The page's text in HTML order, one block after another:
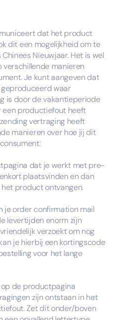
dat het product
dit een mogelijkheid om te
Nieuwjaar. Het is wel
manieren
Je kunt aangeven dat
waar
is door de vakantieperiode
een productiefout heeft
vertraging heeft
manieren over hoe jij dit
dat je werkt met pre-
plaatsvinden en dan
product ontvangen.
je order confirmation mail
levertijden enorm zijn
verzoekt om nog
je hierbij een kortingscode
voor het lange
de productpagina
zijn ontstaan in het
Zet dit onder/boven